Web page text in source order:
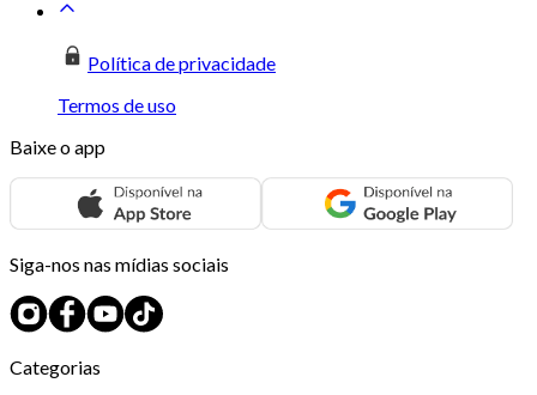
Política de privacidade
Termos de uso
Baixe o app
Siga-nos nas mídias sociais
Categorias